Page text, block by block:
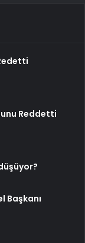
Reddetti
Başkanı